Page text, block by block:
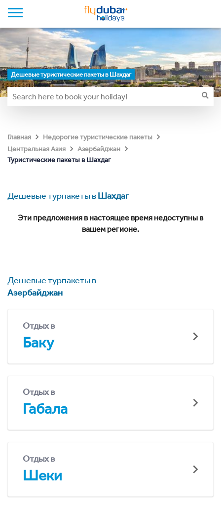
Дешевые туристические пакеты в Шахдаг
Главная
Недорогие туристические пакеты
Центральная Азия
Азербайджан
Туристические пакеты в Шахдаг
Дешевые турпакеты вШахдаг
Эти предложения в настоящее время недоступны в
вашем регионе.
Дешевые турпакеты в
Азербайджан
Отдых в
Баку
Отдых в
Габала
Отдых в
Шеки